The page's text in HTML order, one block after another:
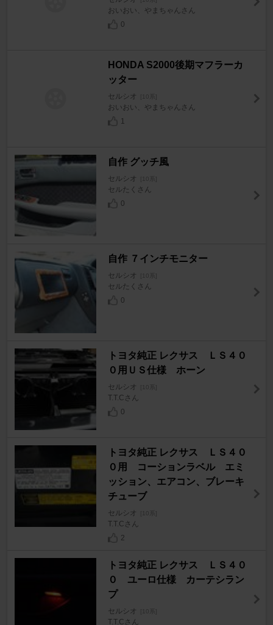
おいおい、やまちゃんさん
0
HONDA S2000後期マフラーカ
ッター
セルシオ [10系]
おいおい、やまちゃんさん
1
自作 グッチ風
セルシオ [10系]
セルたくさん
0
自作 ７インチモニター
セルシオ [10系]
セルたくさん
0
トヨタ純正 レクサス ＬＳ４０
０用ＵＳ仕様 ホーン
セルシオ [10系]
T.T.Cさん
0
トヨタ純正 レクサス ＬＳ４０
０用 コーションラベル エミ
ッション、エアコン、ブレーキ
チューブ
セルシオ [10系]
T.T.Cさん
2
トヨタ純正 レクサス ＬＳ４０
０ ユーロ仕様 カーテシラン
プ
セルシオ [10系]
T.T.Cさん